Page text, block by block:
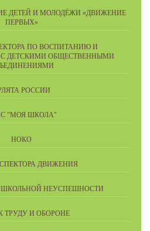
ДЕТЕЙ И МОЛОДЁЖИ «ДВИЖЕНИЕ
ПЕРВЫХ»
ПО ВОСПИТАНИЮ И
ДЕТСКИМИ ОБЩЕСТВЕННЫМИ
РОССИИ
"МОЯ ШКОЛА"
НОКО
ДВИЖЕНИЯ
НЕУСПЕШНОСТИ
ТРУДУ И ОБОРОНЕ